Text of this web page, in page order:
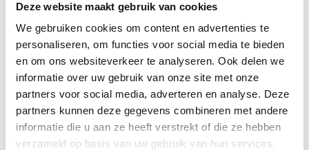
Deze website maakt gebruik van cookies
We gebruiken cookies om content en advertenties te
personaliseren, om functies voor social media te bieden
en om ons websiteverkeer te analyseren. Ook delen we
informatie over uw gebruik van onze site met onze
partners voor social media, adverteren en analyse. Deze
partners kunnen deze gegevens combineren met andere
informatie die u aan ze heeft verstrekt of die ze hebben
verzameld op basis van uw gebruik van hun services.
TECHNISCHE MOEILIJKHEIDSGRAAD
makkelijk moeilijk
BEWEGWIJZERING
TIP:ontbrekende signalisatie kan je melden via het
Routemeldpunt